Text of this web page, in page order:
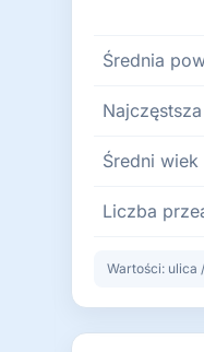
Średnia
Średni
Liczba
Wartości: ulica